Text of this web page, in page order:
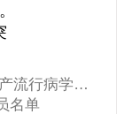
2017年至2022年中国早产流行病学特征及变化趋势
名单